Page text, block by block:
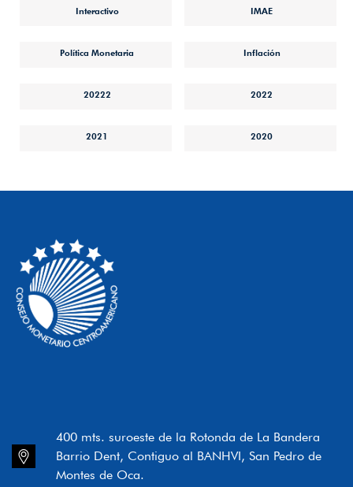
Interactivo IMAE
Política Monetaria Inflación
20222 2022
2021 2020
400 mts. suroeste de la Rotonda de La Bandera
Barrio Dent, Contiguo al BANHVI, San Pedro de
Montes de Oca.